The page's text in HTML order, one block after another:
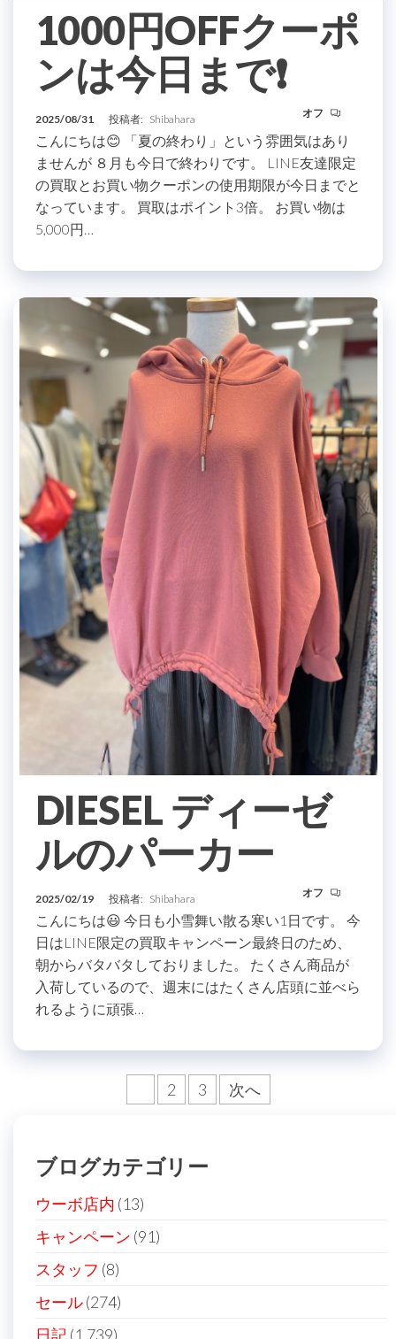
1000円OFFクーポ
ンは今日まで❗️
2025/08/31 投稿者: Shibahara オフ
こんにちは😊 「夏の終わり」という雰囲気はあり
ませんが ８月も今日で終わりです。 LINE友達限定
の買取とお買い物クーポンの使用期限が今日までと
なっています。 買取はポイント3倍。 お買い物は
5,000円…
DIESEL ディーゼ
ルのパーカー
2025/02/19 投稿者: Shibahara オフ
こんにちは😃 今日も小雪舞い散る寒い1日です。 今
日はLINE限定の買取キャンペーン最終日のため、
朝からバタバタしておりました。 たくさん商品が
入荷しているので、週末にはたくさん店頭に並べら
れるように頑張…
ー
ジ
送
り
2 3 次へ
ブログカテゴリー
ウーボ店内 (13)
キャンペーン (91)
スタッフ (8)
セール(274)
日記 (1,739)